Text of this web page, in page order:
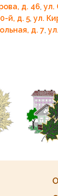
д. 46, ул.
й, д. 5, ул.
д. 7,